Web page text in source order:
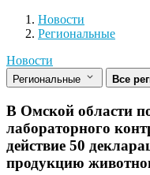
Новости
Разделы
Новости
Региональные
Новости
Региональные Все
В Омской области
лабораторного
действие 50
продукцию